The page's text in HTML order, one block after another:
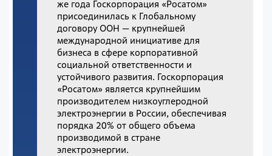
же года Госкорпорация «Росатом»
присоединилась к Глобальному
договору ООН — крупнейшей
международной инициативе для
бизнеса в сфере корпоративной
социальной ответственности и
устойчивого развития. Госкорпорация
«Росатом» является крупнейшим
производителем низкоуглеродной
электроэнергии в России, обеспечивая
порядка 20% от общего объема
производимой в стране
электроэнергии.